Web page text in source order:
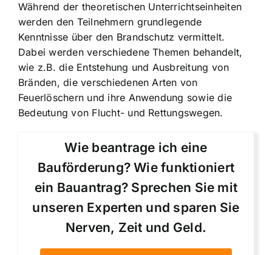
Während der theoretischen Unterrichtseinheiten
werden den Teilnehmern grundlegende
Kenntnisse über den Brandschutz vermittelt.
Dabei werden verschiedene Themen behandelt,
wie z.B. die Entstehung und Ausbreitung von
Bränden, die verschiedenen Arten von
Feuerlöschern und ihre Anwendung sowie die
Bedeutung von Flucht- und Rettungswegen.
Wie beantrage ich eine
Bauförderung? Wie funktioniert
ein Bauantrag? Sprechen Sie mit
unseren Experten und sparen Sie
Nerven, Zeit und Geld.